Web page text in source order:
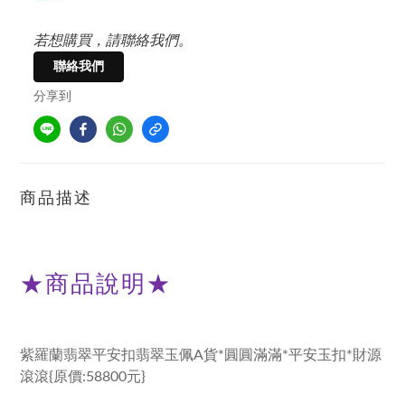
若想購買，請聯絡我們。
聯絡我們
分享到
商品描述
★商品說明 ★
紫羅蘭翡翠平安扣翡翠玉佩A貨*圓圓滿滿*平安玉扣*財源
滾滾{原價:58800元}